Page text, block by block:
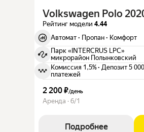
Volkswagen Polo
Рейтинг модели 4.44
Автомат · Пропан · Комфорт
Парк «INTERCRUS LPC»
микрорайон Полынковский
Комиссия 1,5%· Депозит 5
платежей
2 200 ₽/день
Аренда · 6/1
Подробнее